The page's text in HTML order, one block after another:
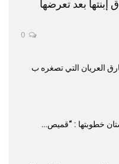
بعد تعرضها
العريان التي تصغره ب
خطوبتها : “قميص…